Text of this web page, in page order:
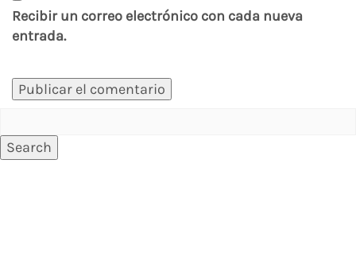
Recibir un correo electrónico con cada nueva
entrada.
Search